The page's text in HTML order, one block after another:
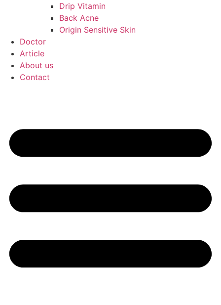
Drip Vitamin
Back Acne
Origin Sensitive Skin
Doctor
Article
About us
Contact